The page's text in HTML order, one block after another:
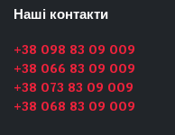
Наші контакти
+38 098 83 09 009
+38 066 83 09 009
+38 073 83 09 009
+38 068 83 09 009